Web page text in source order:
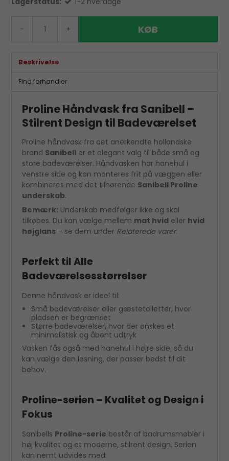
- + KØB
Beskrivelse
Find forhandler
Proline Håndvask fra Sanibell –
Stilrent Design til Badeværelset
Proline håndvask fra det anerkendte hollandske
brand Sanibell er et elegant valg til både små og
store badeværelser. Håndvasken har hanehul i
venstre side og kan monteres frit på væggen eller
kombineres med det tilhørende Sanibell Proline
underskab.
Bemærk: Underskab medfølger ikke og skal
tilkøbes. Du kan vælge mellem mat hvid eller hvid
højglans – se dem under Relaterede varer.
Perfekt til Alle
Badeværelsesstørrelser
Denne håndvask er ideel til:
Små badeværelser eller gæstetoiletter, hvor
pladsen er begrænset
Større badeværelser, hvor der ønskes et
minimalistisk og åbent udtryk
Vasken fås også med hanehul i højre side, så du
kan vælge den løsning, der passer bedst til dit
behov.
Proline-serien – Kvalitet og Design i
Fokus
Sanibells Proline-serie består af badrumsmøbler i
høj kvalitet og et moderne, stilrent design. Serien
kan nemt udvides med: